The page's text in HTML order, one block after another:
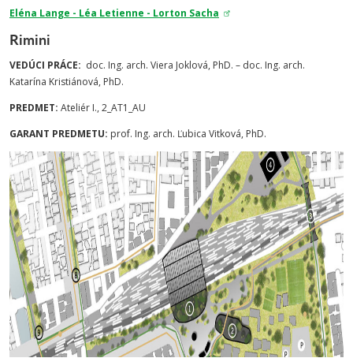
Eléna Lange - Léa Letienne - Lorton Sacha
Rimini
VEDÚCI PRÁCE: doc. Ing. arch. Viera Joklová, PhD. – doc. Ing. arch.
Katarína Kristiánová, PhD.
PREDMET: Ateliér I., 2_AT1_AU
GARANT PREDMETU: prof. Ing. arch. Ľubica Vitková, PhD.